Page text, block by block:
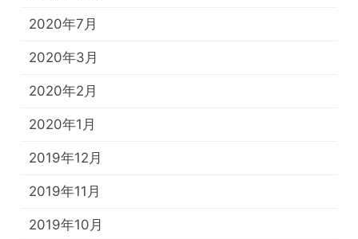
2020年7月
2020年3月
2020年2月
2020年1月
2019年12月
2019年11月
2019年10月